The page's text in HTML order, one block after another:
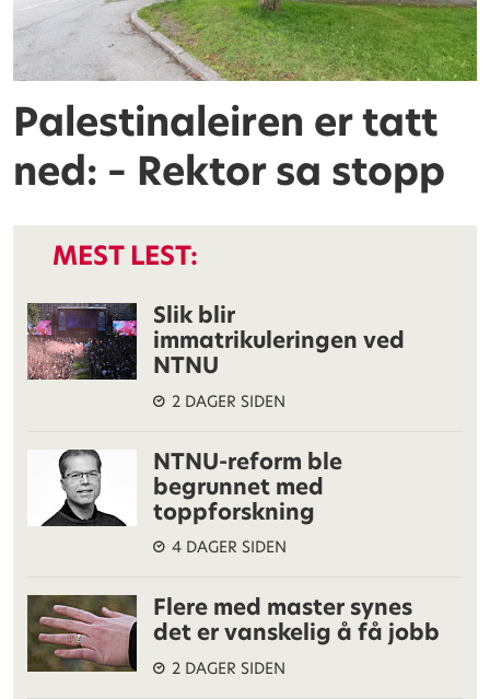
Palestinaleiren er tatt
ned: – Rektor sa stopp
MEST LEST:
Slik blir
immatrikuleringen ved
NTNU
2 DAGER SIDEN
NTNU-reform ble
begrunnet med
toppforskning
4 DAGER SIDEN
Flere med master synes
det er vanskelig å få jobb
2 DAGER SIDEN